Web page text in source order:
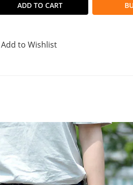
ADD TO CART
Add to Wishlist